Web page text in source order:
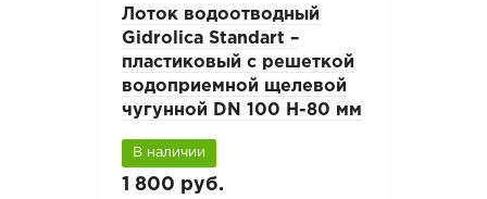
Лоток водоотводный
Gidrolica Standart –
пластиковый с решеткой
водоприемной щелевой
чугунной DN 100 H-80 мм
В наличии
1 800 руб.